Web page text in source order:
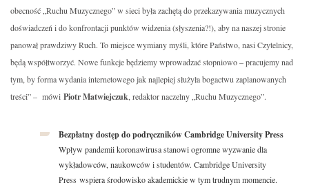
obecność „Ruchu Muzycznego” w sieci była zachętą do przekazywania muzycznych
doświadczeń i do konfrontacji punktów widzenia (słyszenia?!), aby na naszej stronie
panował prawdziwy Ruch. To miejsce wymiany myśli, które Państwo, nasi Czytelnicy,
będą współtworzyć. Nowe funkcje będziemy wprowadzać stopniowo – pracujemy nad
tym, by forma wydania internetowego jak najlepiej służyła bogactwu zaplanowanych
treści” – mówi Piotr Matwiejczuk , redaktor naczelny „Ruchu Muzycznego”.
Bezpłatny dostęp do podręczników Cambridge University Press
Wpływ pandemii koronawirusa stanowi ogromne wyzwanie dla
wykładowców, naukowców i studentów. Cambridge University
Press wspiera środowisko akademickie w tym trudnym momencie.